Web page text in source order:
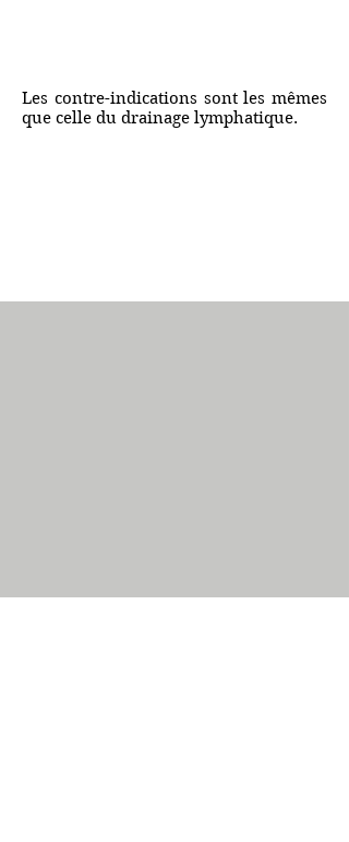
Les contre-indications sont les mêmes
que celle du drainage lymphatique.